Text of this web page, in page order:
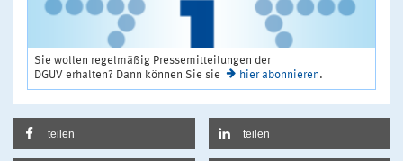
Sie wollen regelmäßig Pressemitteilungen der
DGUV erhalten? Dann können Sie sie
hier abonnieren.
teilen teilen